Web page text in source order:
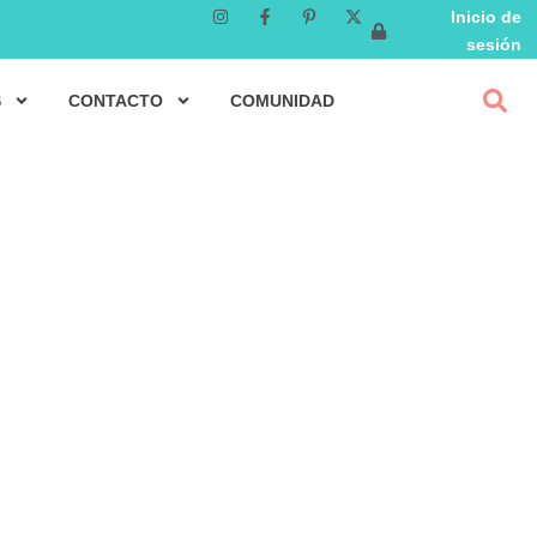
Inicio de
sesión
CONTACTO COMUNIDAD